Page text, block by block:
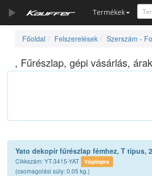
Termékek
Szerszámkatalógus
Kosár
Főoldal Felszerelések Szerszám -
, Fűrészlap, gépi vásárlás, árak
Yato dekopír fűrészlap fémhez, T típus,
Cikkszám: YT-3415-YAT Vágólapra
(csomagolási súly: 0.05 kg.)